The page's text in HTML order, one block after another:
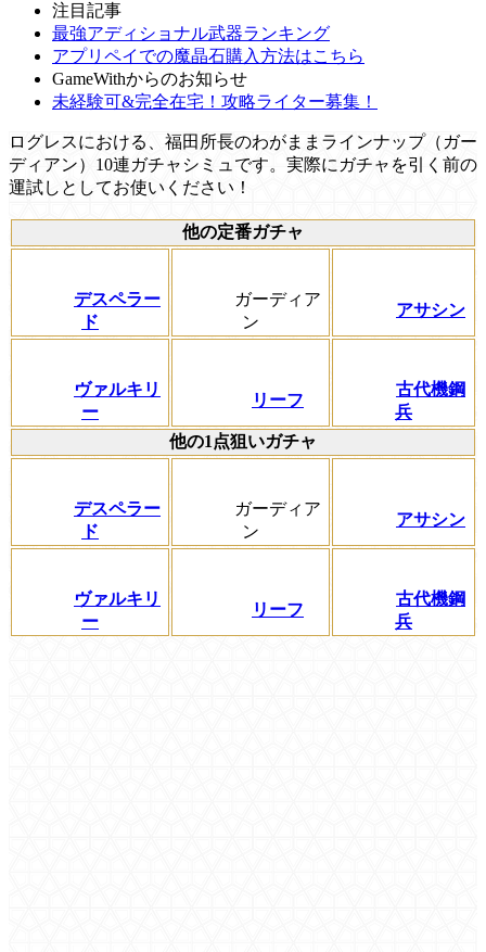
注目記事
最強アディショナル武器ランキング
アプリペイでの魔晶石購入方法はこちら
GameWithからのお知らせ
未経験可&完全在宅！攻略ライター募集！
ログレスにおける、福田所長のわがままラインナップ（ガー
ディアン）10連ガチャシミュです。実際にガチャを引く前の
運試しとしてお使いください！
他の定番ガチャ
デスペラー
ド
ガーディア
ン
アサシン
ヴァルキリ
ー
リーフ
古代機鋼
兵
他の1点狙いガチャ
デスペラー
ド
ガーディア
ン
アサシン
ヴァルキリ
ー
リーフ
古代機鋼
兵